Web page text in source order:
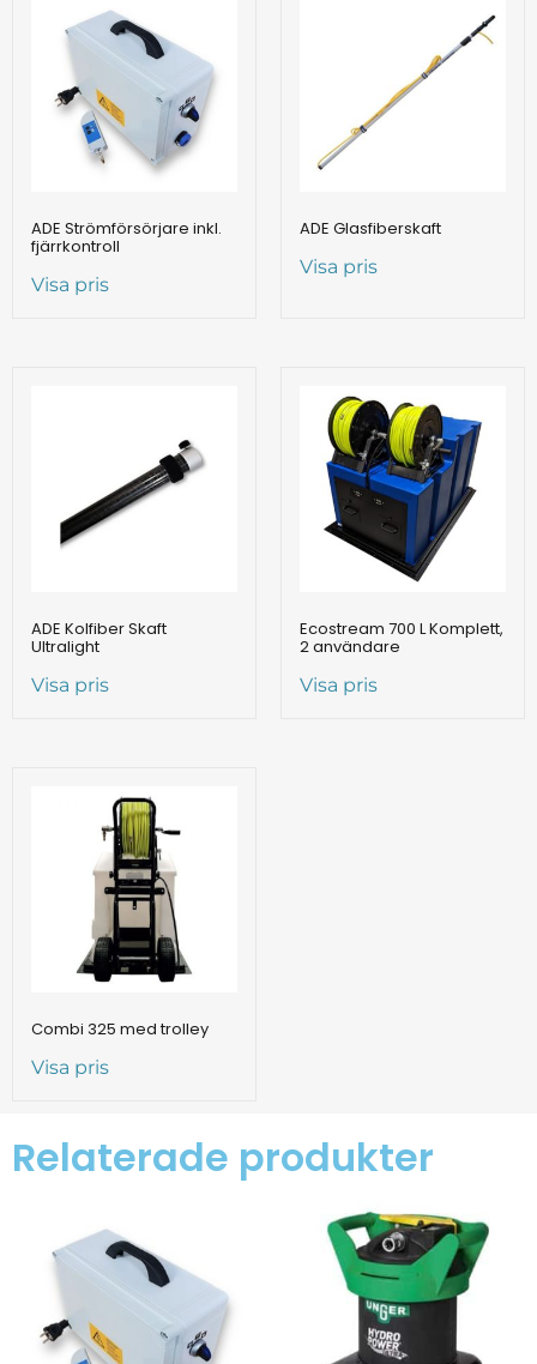
ADE Strömförsörjare inkl.
fjärrkontroll
Visa pris
ADE Glasfiberskaft
Visa pris
ADE Kolfiber Skaft
Ultralight
Visa pris
Ecostream 700 L Komplett,
2 användare
Visa pris
Combi 325 med trolley
Visa pris
Relaterade produkter